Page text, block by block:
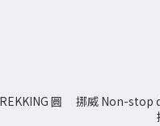
圓
挪威 Non-stop